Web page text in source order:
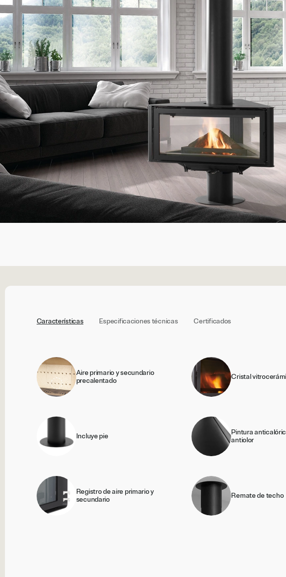
Características Especificaciones técnicas Certificados
Aire primario y secundario
precalentado
Cristal
Incluye pie
Pintura
antiolor
Registro de aire primario y
secundario
Remate de techo